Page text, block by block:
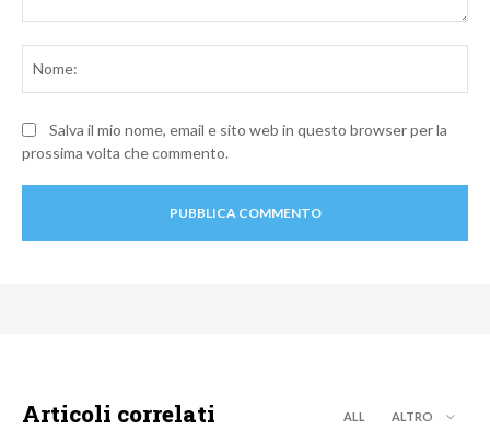
Salva il mio nome, email e sito web in questo browser per la
prossima volta che commento.
Articoli correlati ALL ALTRO